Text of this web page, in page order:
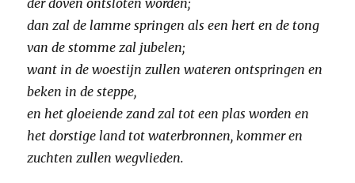
der doven ontsloten worden;
dan zal de lamme springen als een hert en de tong
van de stomme zal jubelen;
want in de woestijn zullen wateren ontspringen en
beken in de steppe,
en het gloeiende zand zal tot een plas worden en
het dorstige land tot waterbronnen, kommer en
zuchten zullen wegvlieden.